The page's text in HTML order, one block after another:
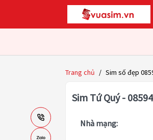
Trang chủ / Sim số đẹp
Sim Tứ Quý -
Nhà mạng: